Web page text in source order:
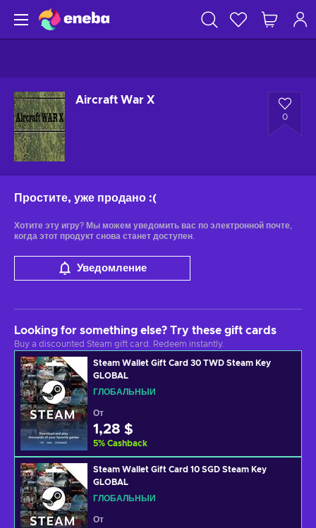
Aircraft War X
0
Простите, уже продано :(
Хотите эту игру? Мы можем уведомить вас по электронной почте,
когда этот продукт снова станет доступен.
Уведомление
Looking for something else? Try these gift cards
Buy a discounted Steam gift card. Redeem instantly.
Steam Wallet Gift Card 30 TWD Steam Key
GLOBAL
ГЛОБАЛЬНЫЙ
От
1,28 $
5% Cashback
Steam Wallet Gift Card 10 SGD Steam Key
GLOBAL
ГЛОБАЛЬНЫЙ
От